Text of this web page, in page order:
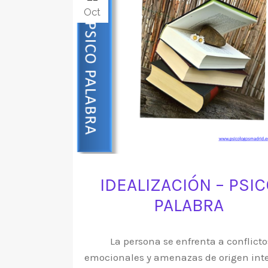
Oct
IDEALIZACIÓN –
PALABRA
La persona se enfrenta a
emocionales y amenazas de origen